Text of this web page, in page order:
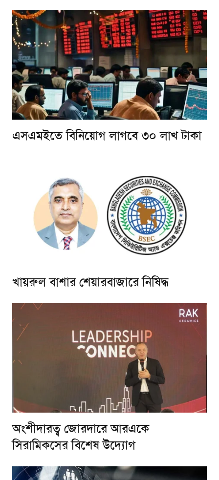
এসএমইতে বিনিয়োগ লাগবে ৩০ লাখ টাকা
খায়রুল বাশার শেয়ারবাজারে নিষিদ্ধ
অংশীদারত্ব জোরদারে আরএকে
সিরামিকসের বিশেষ উদ্যোগ